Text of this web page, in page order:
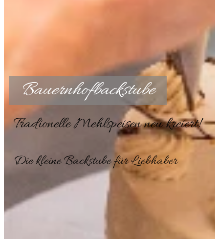
Bauernhofbackstube
TradionelleMehlspeisenneu kreiert!
Die kleine Backstube für Liebhaber